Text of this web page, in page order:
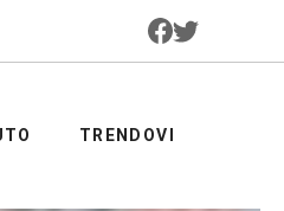
TRENDOVI